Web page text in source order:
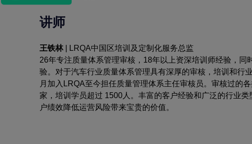
市场活动
讲师
王铁林 | LRQA中国区培训及定制化服务总监
26年专注质量体系管理审核，18年以上资深培训师经验，同
验。对于汽车行业质量体系管理具有深厚的审核，培训和行
月加入LRQA至今担任质量管理体系主任审核员。审核过的
家，培训学员超过 1500人。丰富的客户经验和广泛的行业类
户绩效降低运营风险带来宝贵的价值。